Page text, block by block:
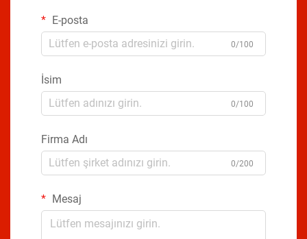
E-posta
0/100
İsim
0/100
Firma Adı
0/200
Mesaj